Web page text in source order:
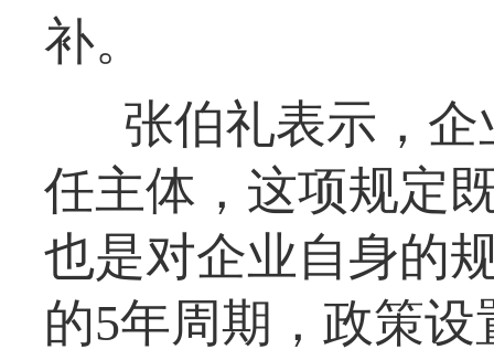
补。
张伯礼表示，
任主体，这项规定
也是对企业自身的
的5年周期，政策